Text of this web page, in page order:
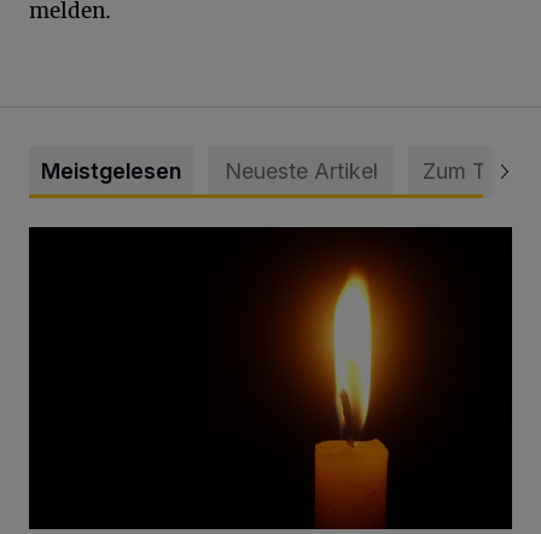
melden.
Meistgelesen Neueste Artikel Zum Thema